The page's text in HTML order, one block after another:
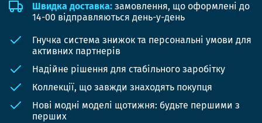
Швидка доставка: замовлення, що оформлені до
14-00 відправляються день-у-день
Гнучка система знижок та персональні умови для
активних партнерів
Надійне рішення для стабільного заробітку
Коллекції, що завжди знаходять покупця
Нові модні моделі щотижня: будьте першими з
перших